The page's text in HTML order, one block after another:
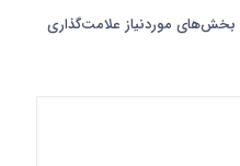
بخش‌های موردنیاز علامت‌گذاری